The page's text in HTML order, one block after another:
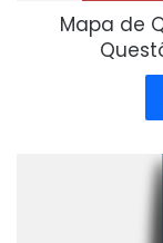
Mapa de